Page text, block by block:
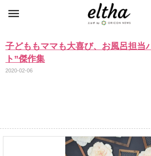
子どももママも大喜び、お風呂担当
ト”傑作集
2020-02-06